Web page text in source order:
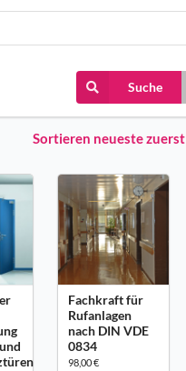
Suche
Sortieren neueste zuerst
Fachkraft für
Rufanlagen
nach DIN VDE
0834
98,00 €